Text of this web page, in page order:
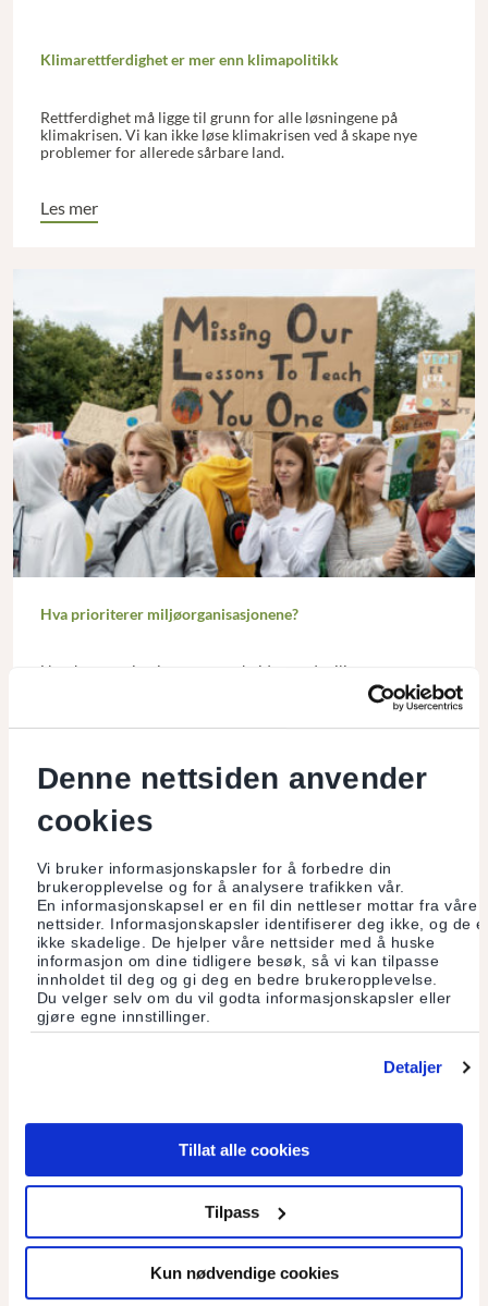
Denne nettsiden anvender
cookies
Vi bruker informasjonskapsler for å forbedre din
brukeropplevelse og for å analysere trafikken vår.
En informasjonskapsel er en fil din nettleser mottar fra våre
nettsider. Informasjonskapsler identifiserer deg ikke, og de
ikke skadelige. De hjelper våre nettsider med å huske
informasjon om dine tidligere besøk, så vi kan tilpasse
innholdet til deg og gi deg en bedre brukeropplevelse.
Du velger selv om du vil godta informasjonskapsler eller
gjøre egne innstillinger.
Detaljer
Tillat alle cookies
Tilpass
Kun nødvendige cookies
Klimarettferdighet er mer enn klimapolitikk
Rettferdighet må ligge til grunn for alle løsningene på
klimakrisen. Vi kan ikke løse klimakrisen ved å skape nye
problemer for allerede sårbare land.
Les mer
Hva prioriterer miljøorganisasjonene?
Norske organisasjoner som arbeider med miljø- og
naturvern har et vidt arbeidsfelt. Her belyses noe av det
viktigste noen av organisasjonene vil prioritere i møtet med
klimautfordringene.
På ett hjul til Frankrike med klimabudskap.